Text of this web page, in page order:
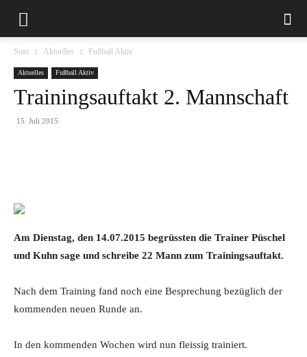
Start Aktuelles Fußball Aktiv
Aktuelles Fußball Aktiv
Trainingsauftakt 2. Mannschaft
15. Juli 2015
Am Dienstag, den 14.07.2015 begrüssten die Trainer Püschel
und Kuhn sage und schreibe 22 Mann zum Trainingsauftakt.
Nach dem Training fand noch eine Besprechung bezüglich der
kommenden neuen Runde an.
In den kommenden Wochen wird nun fleissig trainiert.